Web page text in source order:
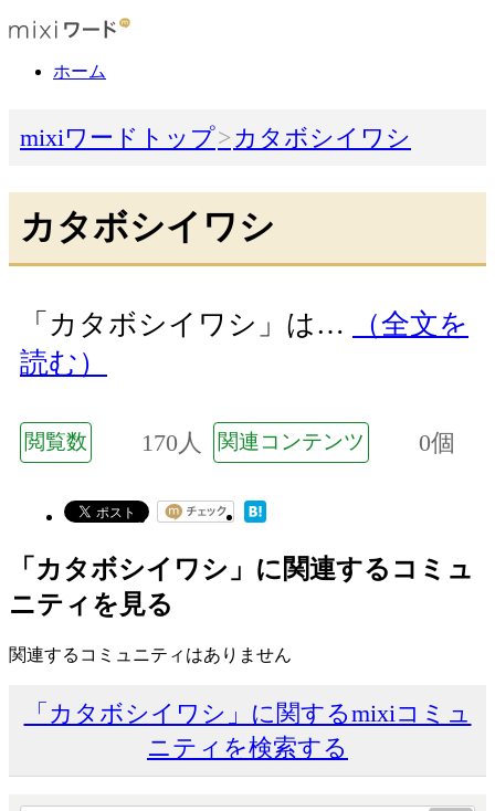
ホーム
mixiワードトップ カタボシイワシ
カタボシイワシ
「カタボシイワシ」は…
（全文を
読む）
閲覧数 170人 関連コンテンツ 0個
「カタボシイワシ」に関連するコミュ
ニティを見る
関連するコミュニティはありません
「カタボシイワシ」に関するmixiコミュ
ニティを検索する